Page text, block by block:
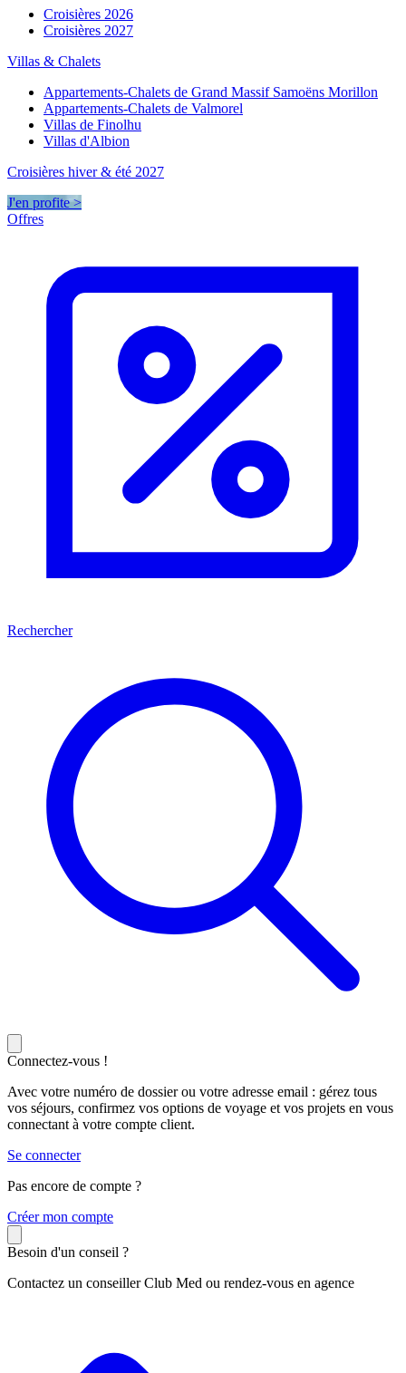
Croisières 2026
Croisières 2027
Villas & Chalets
Appartements-Chalets de Grand Massif Samoëns Morillon
Appartements-Chalets de Valmorel
Villas de Finolhu
Villas d'Albion
Croisières hiver & été 2027
J'en profite >
Offres
Rechercher
Connectez-vous !
Avec votre numéro de dossier ou votre adresse email : gérez tous
vos séjours, confirmez vos options de voyage et vos projets en vous
connectant à votre compte client.
Se connecter
Pas encore de compte ?
Créer mon compte
Besoin d'un conseil ?
Contactez un conseiller Club Med ou rendez-vous en agence